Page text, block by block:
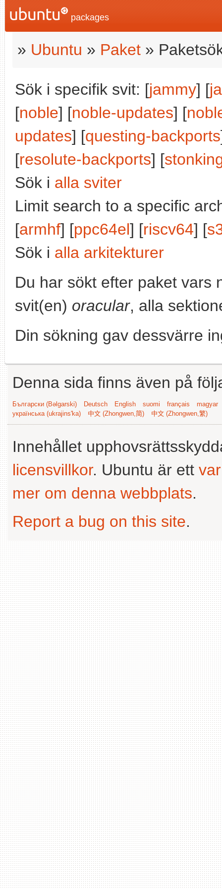
packages
» Ubuntu » Paket »
Sök i specifik svit: [jammy] [
[noble] [noble-updates] [
updates] [questing-backports
[resolute-backports] [
Sök i alla sviter
Limit search to a specific
[armhf] [ppc64el] [riscv64] [
Sök i alla arkitekturer
Du har sökt efter paket vars
svit(en) oracular, alla
Din sökning gav dessvärre
Denna sida finns även på
Български (Bəlgarski) Deutsch English suomi français
magyar
українська (ukrajins'ka)
中文 (Zhongwen,简) 中文 (Zhongwen,繁)
Innehållet
licensvillkor. Ubuntu är ett
mer om denna webbplats.
Report a bug on this site.